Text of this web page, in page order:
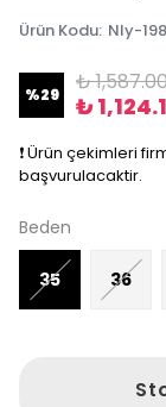
Ürün Kodu: Nly-
%29 ₺
₺
❗️ Ürün çekimleri
başvurulacaktir.
Beden
35 36